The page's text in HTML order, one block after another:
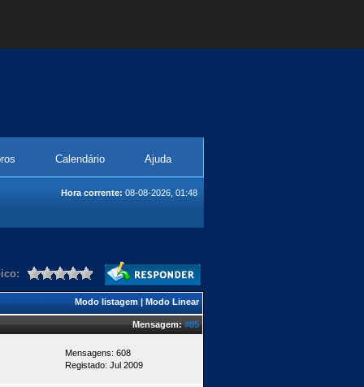
Calendário Ajuda
Hora corrente: 08-08-2026, 01:48
Modo listagem | Modo Linear
Mensagem:#85
Mensagens: 608
Registado: Jul 2009